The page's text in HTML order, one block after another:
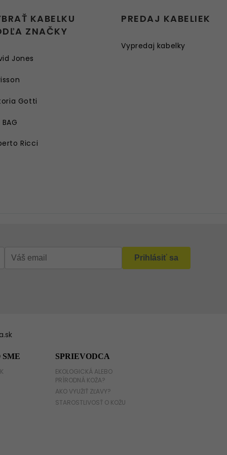
KABELKU
ZNAČKY
Jones
Gotti
BAG
Ricci
PREDAJ KABELIEK
Vypredaj kabelky
SME
SPRIEVODCA
EKOLOGICKÁ ALEBO
PRÍRODNÁ KOŽA?
AKO VYUŽIŤ ZĽAVY?
STAROSTLIVOSŤ O KOŽU